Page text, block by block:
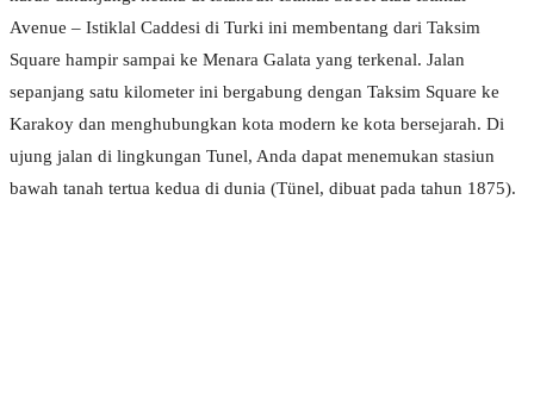
Avenue – Istiklal Caddesi di Turki ini membentang dari Taksim
Square hampir sampai ke Menara Galata yang terkenal. Jalan
sepanjang satu kilometer ini bergabung dengan Taksim Square ke
Karakoy dan menghubungkan kota modern ke kota bersejarah. Di
ujung jalan di lingkungan Tunel, Anda dapat menemukan stasiun
bawah tanah tertua kedua di dunia (Tünel, dibuat pada tahun 1875).